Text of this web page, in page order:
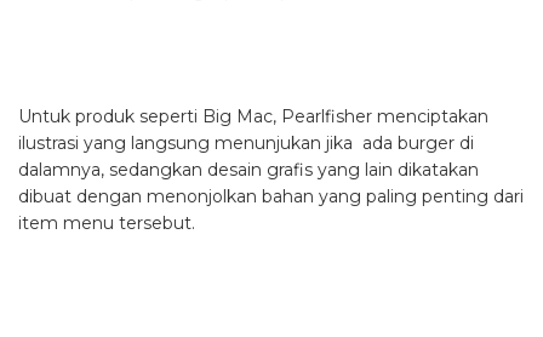
Untuk produk seperti Big Mac, Pearlfisher menciptakan
ilustrasi yang langsung menunjukan jika ada burger di
dalamnya, sedangkan desain grafis yang lain dikatakan
dibuat dengan menonjolkan bahan yang paling penting dari
item menu tersebut.